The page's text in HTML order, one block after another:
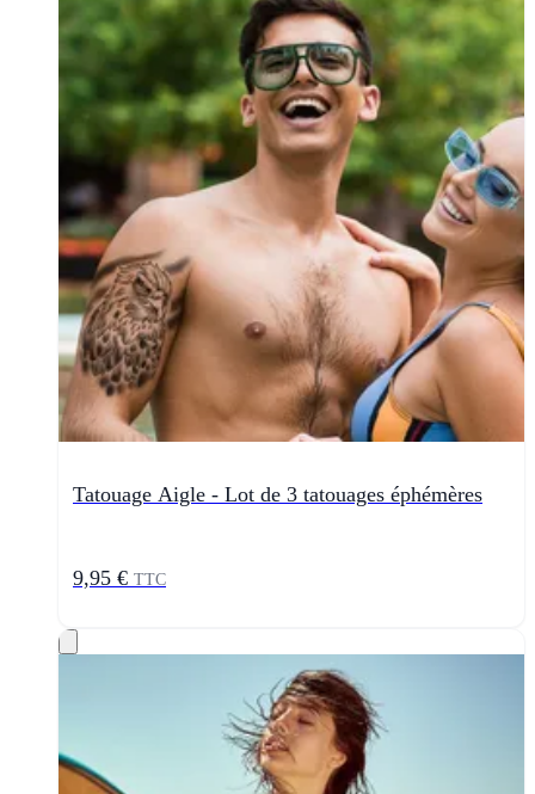
Tatouage Aigle - Lot de 3 tatouages éphémères
9,95 € TTC